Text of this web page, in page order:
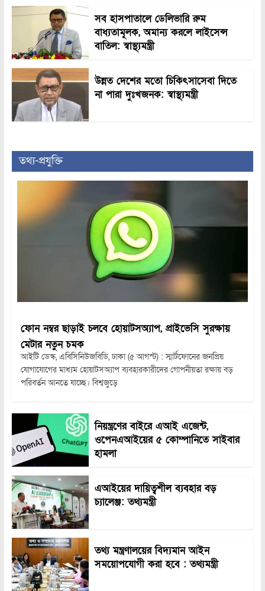
সব হাসপাতালে ডেলিভারি রুম
বাধ্যতামূলক, অমান্য করলে লাইসেন্স
বাতিল: স্বাস্থ্যমন্ত্রী
উন্নত দেশের মতো চিকিৎসাসেবা দিতে
না পারা দুঃখজনক: স্বাস্থ্যমন্ত্রী
তথ্য-প্রযুক্তি
ফোন নম্বর ছাড়াই চলবে হোয়াটসঅ্যাপ, প্রাইভেসি সুরক্ষায়
মেটার নতুন চমক
আইটি ডেস্ক, এবিসিনিউজবিডি, ঢাকা (৫ আগস্ট) : স্মার্টফোনের জনপ্রিয়
যোগাযোগের মাধ্যম হোয়াটসঅ্যাপ ব্যবহারকারীদের গোপনীয়তা রক্ষায় বড়
পরিবর্তন আনতে যাচ্ছে। বিশ্বজুড়ে
নিয়ন্ত্রণের বাইরে এআই এজেন্ট,
ওপেনএআইয়ের ৫ কোম্পানিতে সাইবার
হামলা
এআইয়ের দায়িত্বশীল ব্যবহার বড়
চ্যালেঞ্জ: তথ্যমন্ত্রী
তথ্য মন্ত্রণালয়ের বিদ্যমান আইন
সময়োপযোগী করা হবে : তথ্যমন্ত্রী